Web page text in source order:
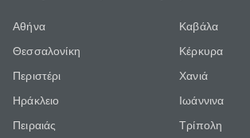
Αθήνα
Θεσσαλονίκη
Περιστέρι
Ηράκλειο
Πειραιάς
Καβάλα
Κέρκυρα
Χανιά
Ιωάννινα
Τρίπολη